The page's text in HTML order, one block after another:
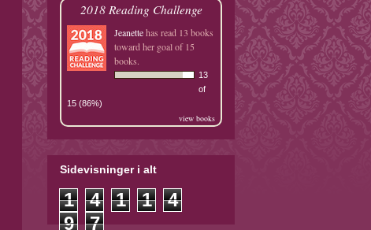
2018 Reading Challenge
Jeanettehas read 13 books
toward her goal of 15
books.
13
of
15 (86%)
view books
Sidevisninger i alt
1 4 1 1
4
9
7